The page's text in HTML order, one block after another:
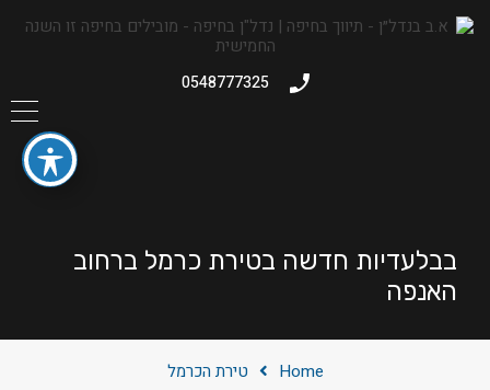
0548777325
בבלעדיות חדשה בטירת כרמל ברחוב
האנפה
Home טירת הכרמל